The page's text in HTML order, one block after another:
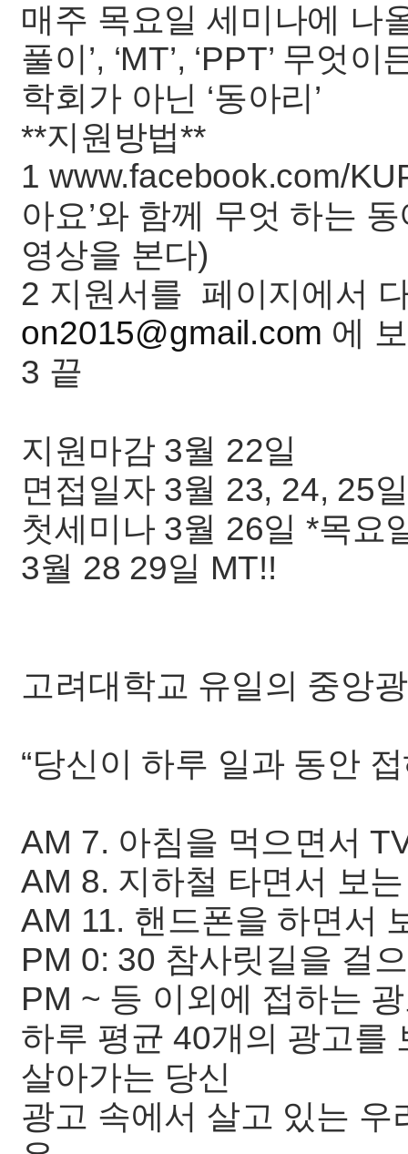
매주 목요일 세미나에 나올
풀이’, ‘MT’, ‘PPT’ 무엇
학회가 아닌 ‘동아리’
**지원방법**
1 www.facebook.com/
아요’와 함께 무엇 하는
영상을 본다)
2 지원서를 페이지에서
on2015@gmail.com 에
3 끝
지원마감 3월 22일
면접일자 3월 23, 24, 25일
첫세미나 3월 26일 *목요
3월 28 29일 MT!!
고려대학교 유일의 중앙
“당신이 하루 일과 동안
AM 7. 아침을 먹으면서
AM 8. 지하철 타면서 보
AM 11. 핸드폰을 하면서
PM 0: 30 참사릿길을 걸
PM ~ 등 이외에 접하는
하루 평균 40개의 광고를
살아가는 당신
광고 속에서 살고 있는